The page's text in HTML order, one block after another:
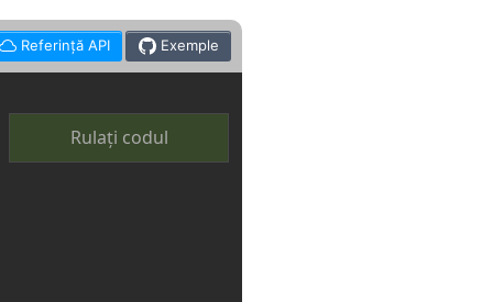
Referință API Exemple
Rulați codul